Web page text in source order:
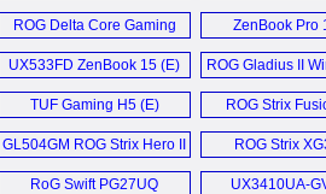
Keyboard (E)
GL504GV
ROG Delta Core Gaming
Headset (E)
ZenBook Pro
UX533FD ZenBook 15 (E) ROG Gladius II
TUF Gaming H5 (E)
ROG Strix
Headset
GL504GM ROG Strix Hero II
Laptop (E)
ROG Strix
Monitor
RoG Swift PG27UQ
UX3410UA-